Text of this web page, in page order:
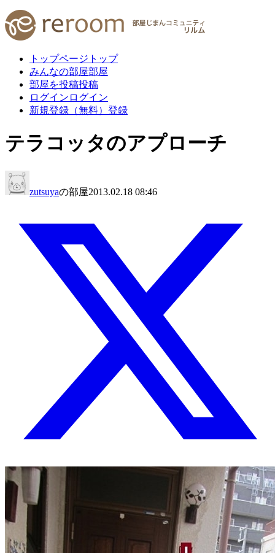
トップページ トップ
みんなの部屋部屋
部屋を投稿投稿
ログイン ログイン
新規登録（無料） 登録
テラコッタのアプローチ
zutsuyaの部屋2013.02.18 08:46